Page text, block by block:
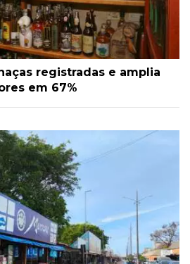
registradas e amplia
em 67%